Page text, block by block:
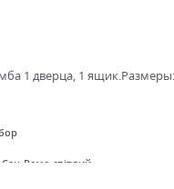
1 дверца, 1
Сан-Ремо світлий